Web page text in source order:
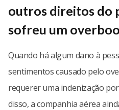
outros direitos do
sofreu um
Quando há algum dano à
sentimentos causado pelo
requerer uma indenização
disso, a companhia aérea